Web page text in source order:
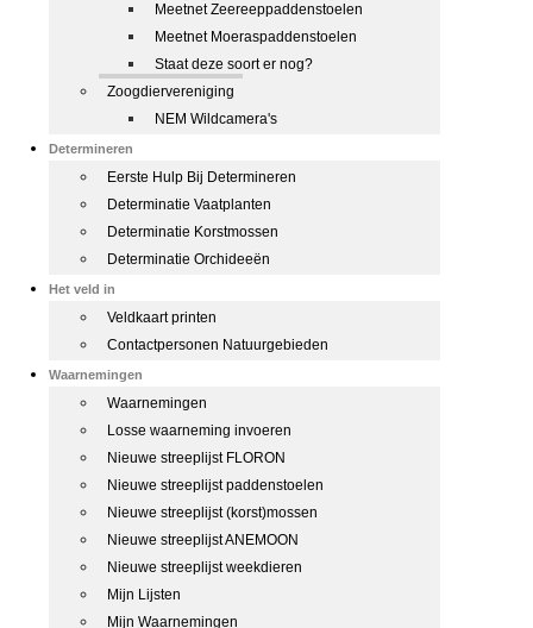
Meetnet Zeereeppaddenstoelen
Meetnet Moeraspaddenstoelen
Staat deze soort er nog?
Zoogdiervereniging
NEM Wildcamera's
Determineren
Eerste Hulp Bij Determineren
Determinatie Vaatplanten
Determinatie Korstmossen
Determinatie Orchideeën
Het veld in
Veldkaart printen
Contactpersonen Natuurgebieden
Waarnemingen
Waarnemingen
Losse waarneming invoeren
Nieuwe streeplijst FLORON
Nieuwe streeplijst paddenstoelen
Nieuwe streeplijst (korst)mossen
Nieuwe streeplijst ANEMOON
Nieuwe streeplijst weekdieren
Mijn Lijsten
Mijn Waarnemingen